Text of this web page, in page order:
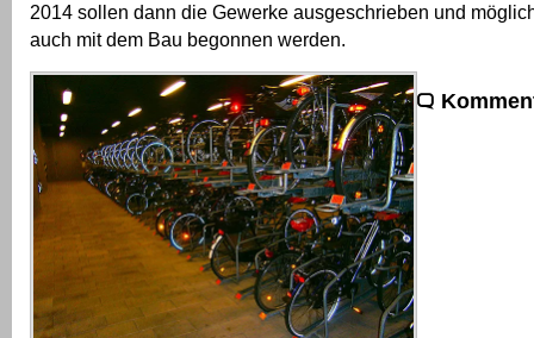
2014 sollen dann die Gewerke ausgeschrieben und
auch mit dem Bau begonnen werden.